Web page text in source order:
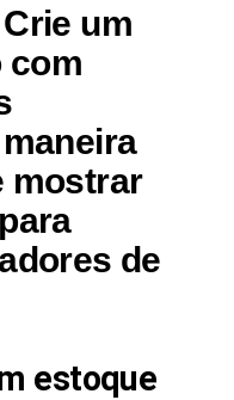
Crie um
com
mostrar
de
estoque